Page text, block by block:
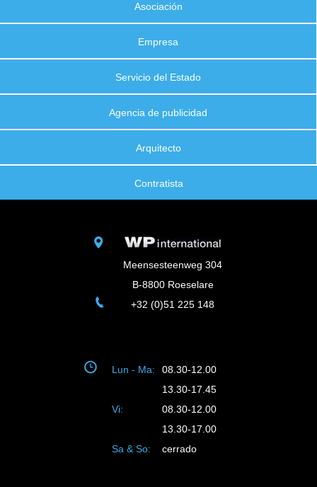
Asociación
Empresa
Servicio del Estado
Agencia de publicidad
Arquitecto
Contratista
Meensesteenweg 304
B-8800 Roeselare
+32 (0)51 225 148
Lun - Ma:
08.30-12.00
13.30-17.45
Vi:
08.30-12.00
13.30-17.00
Sa & So:
cerrado